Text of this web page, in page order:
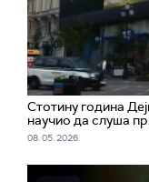
Стотину година
научио да слуша
08. 05. 2026.